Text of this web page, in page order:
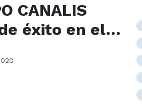
CANALIS
éxito en el